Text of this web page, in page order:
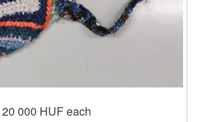
20 000 HUFeach